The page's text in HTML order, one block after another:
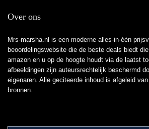
Over ons
Mrs-marsha.nl is een moderne alles-in-één
beoordelingswebsite die de beste deals biedt
amazon en u op de hoogte houdt via de laatst
afbeeldingen zijn auteursrechtelijk beschermd
eigenaren. Alle geciteerde inhoud is afgeleid
bronnen.